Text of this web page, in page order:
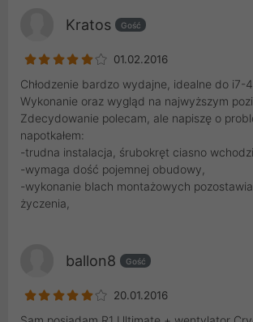
Kratos Gość
01.02.2016
Chłodzenie bardzo wydajne, idealne do i7-
Wykonanie oraz wygląd na najwyższym
Zdecydowanie polecam, ale napiszę o
napotkałem:
-trudna instalacja, śrubokręt ciasno
-wymaga dość pojemnej obudowy,
-wykonanie blach montażowych
życzenia,
ballon8 Gość
20.01.2016